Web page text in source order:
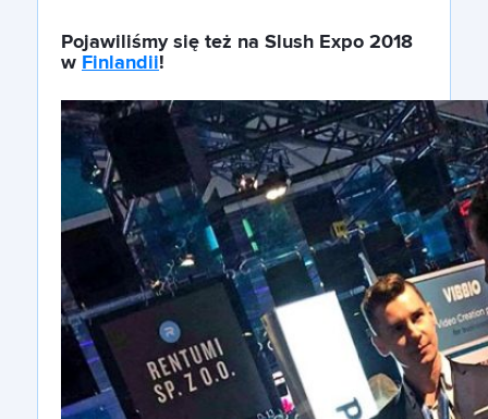
Pojawiliśmy się też na Slush Expo 2018
w Finlandii!